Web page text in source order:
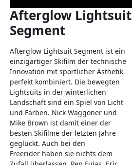
Afterglow Lightsuit
Segment
Afterglow Lightsuit Segment ist ein
einzigartiger Skifilm der technische
Innovation mit sportlicher Ästhetik
perfekt kombiniert. Die bewegten
Lightsuits in der winterlichen
Landschaft sind ein Spiel von Licht
und Farben. Nick Waggoner und
Mike Brown ist damit einer der
besten Skifilme der letzten Jahre
geglückt. Auch bei den
Freerider haben sie nichts dem